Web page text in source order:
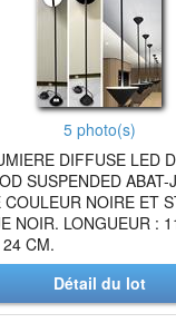
5 photo(s)
DIFFUSE LED
SUSPENDED
COULEUR NOIRE ET
NOIR. LONGUEUR :
CM.
Détail du lot